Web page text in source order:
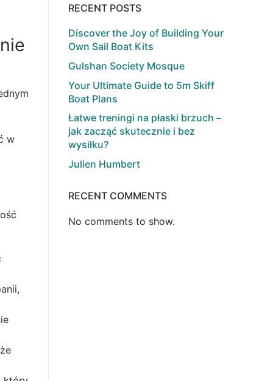
w
RECENT POSTS
Discover the Joy of Building Your
Own Sail Boat Kits
Gulshan Society Mosque
Your Ultimate Guide to 5m Skiff
Boat Plans
Łatwe treningi na płaski brzuch –
jak zacząć skutecznie i bez
wysiłku?
Julien Humbert
RECENT COMMENTS
No comments to show.